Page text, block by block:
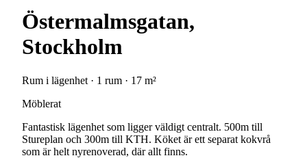
Östermalmsgatan,
Stockholm
Rum i lägenhet · 1 rum · 17 m²
Möblerat
Fantastisk lägenhet som ligger väldigt centralt. 500m till
Stureplan och 300m till KTH. Köket är ett separat kokvrå
som är helt nyrenoverad, där allt finns.